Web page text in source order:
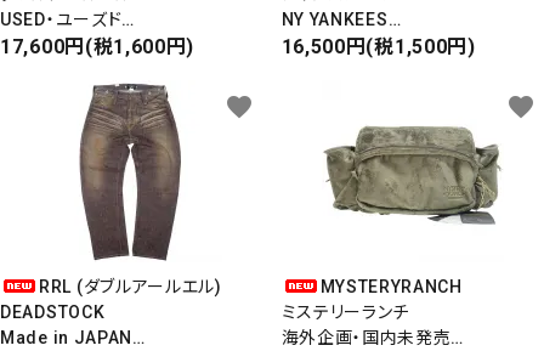
USED・ユーズド
6PANEL CAP
17,600円(税1,600円)
NY YANKEES
ニューヨークヤンキース
16,500円(税1,500円)
RRL (ダブルアールエル)
DEADSTOCK
Made in JAPAN
favorite
MYSTERYRANCH
ミステリーランチ
海外企画・国内未発売
favorite